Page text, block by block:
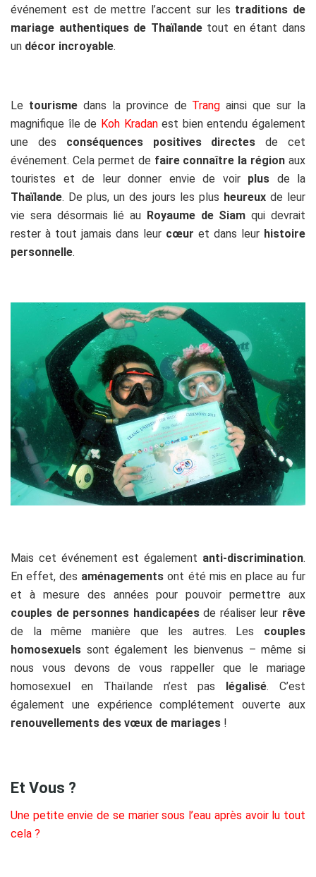
événement est de mettre l’accent sur les traditions de
mariage authentiques de Thaïlandetout en étant dans
un décor incroyable.
Le tourismedans la province de Trang ainsi que sur la
magnifique île de Koh Kradanest bien entendu également
une des conséquences positives directes de cet
événement. Cela permet de faire connaître la région aux
touristes et de leur donner envie de voir plus de la
Thaïlande. De plus, un des jours les plus heureuxde leur
vie sera désormais lié au Royaume de Siam qui devrait
rester à tout jamais dans leur cœur et dans leur histoire
personnelle.
Mais cet événement est également anti-discrimination.
En effet, des aménagements ont été mis en place au fur
et à mesure des années pour pouvoir permettre aux
couples de personnes handicapéesde réaliser leur rêve
de la même manière que les autres. Les couples
homosexuels sont également les bienvenus – même si
nous vous devons de vous rappeller que le mariage
homosexuel en Thaïlande n’est pas
légalisé. C’est
également une expérience complétement ouverte aux
renouvellements des vœux de mariages !
Et Vous ?
Une petite envie de se marier sous l’eau après avoir lu tout
cela ?